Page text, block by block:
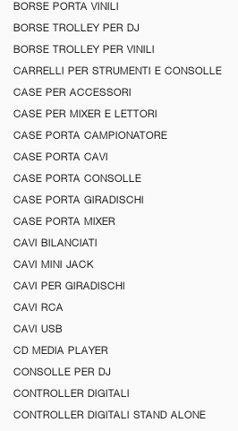
BORSE PORTA VINILI
BORSE TROLLEY PER DJ
BORSE TROLLEY PER VINILI
CARRELLI PER STRUMENTI E CONSOLLE
CASE PER ACCESSORI
CASE PER MIXER E LETTORI
CASE PORTA CAMPIONATORE
CASE PORTA CAVI
CASE PORTA CONSOLLE
CASE PORTA GIRADISCHI
CASE PORTA MIXER
CAVI BILANCIATI
CAVI MINI JACK
CAVI PER GIRADISCHI
CAVI RCA
CAVI USB
CD MEDIA PLAYER
CONSOLLE PER DJ
CONTROLLER DIGITALI
CONTROLLER DIGITALI STAND ALONE